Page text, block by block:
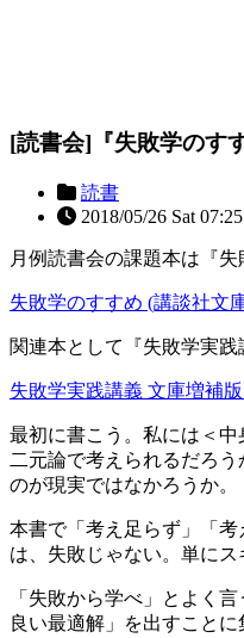
[読書会]『失敗学のす
読書
2018/05/26 Sat 07:25
月例読書会の課題本は『
失敗学のすすめ (講談社文
関連本として『失敗学実践
失敗学実践講義 文庫増補
最初に書こう。私には＜
二元論で考えられるだろ
のが現実ではなかろうか。
本書で「考え足らず」「
は、失敗じゃない。単に
「失敗から学べ」とよく
良い最適解」を出すことに